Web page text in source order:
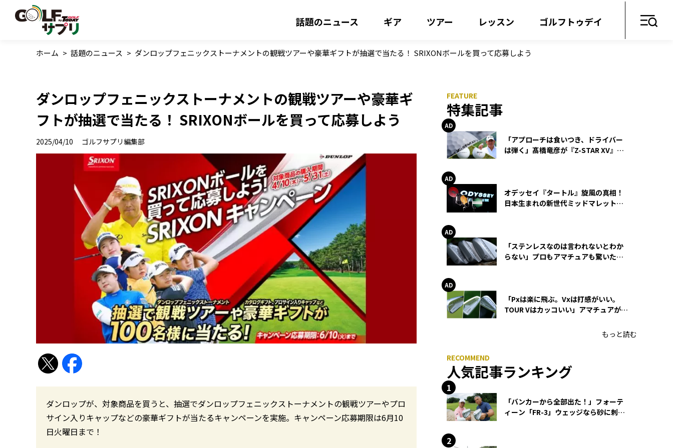
話題のニュース ギア ツアー レッスン ゴルフトゥデイ
ホーム > 話題のニュース > ダンロップフェニックストーナメントの観戦ツアーや豪華ギフトが抽選で当たる！ SRIXONボールを買って応募しよう
ダンロップフェニックストーナメントの観戦ツアーや豪華ギ
フトが抽選で当たる！ SRIXONボールを買って応募しよう
2025/04/10 ゴルフサプリ編集部
ダンロップが、対象商品を買うと、抽選でダンロップフェニックストーナメントの観戦ツアーやプロ
サイン入りキャップなどの豪華ギフトが当たるキャンペーンを実施。キャンペーン応募期限は6月10
日火曜日まで！
特集記事
「アプローチは食いつき、ドライバー
は弾く」髙橋竜彦が『Z-STAR XV』を
オデッセイ『タートル』旋風の真相！
日本生まれの新世代ミッドマレットが
「ステンレスなのは言われないとわか
らない」プロもアマチュアも驚いた
「Pxは楽に飛ぶ。Vxは打感がいい。
TOUR Vはカッコいい」アマチュアが選
もっと読む
人気記事ランキング
「バンカーから全部出た！」フォーテ
ィーン「FR-3」ウェッジなら砂に刺さ